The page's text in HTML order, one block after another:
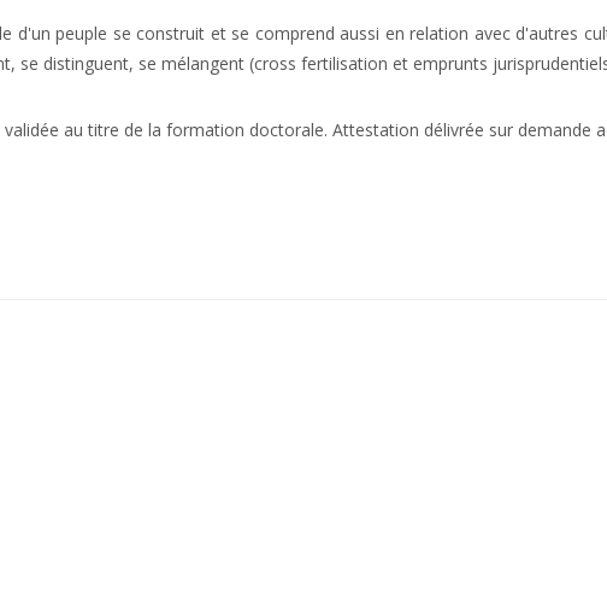
d'un peuple se construit et se comprend aussi en relation avec d'autres
se distinguent, se mélangent (cross fertilisation et emprunts
au titre de la formation doctorale. Attestation délivrée sur demande